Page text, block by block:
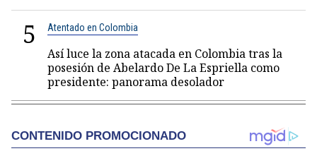
5 Atentado en Colombia
Así luce la zona atacada en Colombia tras la
posesión de Abelardo De La Espriella como
presidente: panorama desolador